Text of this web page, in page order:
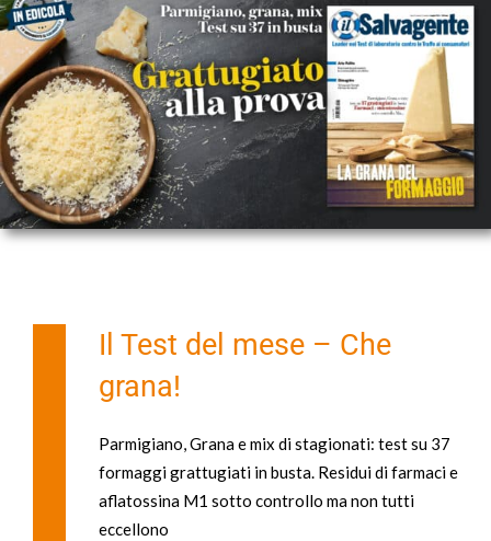
Il Test del mese – Che
grana!
Parmigiano, Grana e mix di stagionati: test su 37
formaggi grattugiati in busta. Residui di farmaci e
aflatossina M1 sotto controllo ma non tutti
eccellono